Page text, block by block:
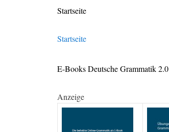
Startseite
Startseite
E-Books Deutsche Grammatik 2.0
Anzeige